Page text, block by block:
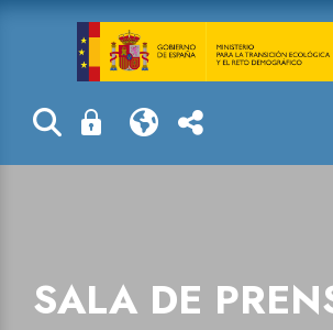
Sala de
SALA DE